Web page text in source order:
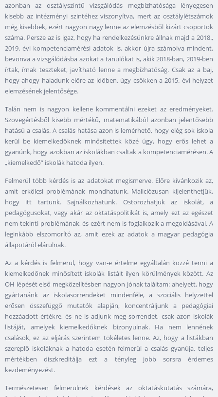
azonban az osztályszintű vizsgálódás megbízhatósága lényegesen
kisebb az intézményi szintéhez viszonyítva, mert az osztálylétszámok
még kisebbek, ezért nagyon nagy lenne az elemzésből kizárt csoportok
száma. Persze az is igaz, hogy ha rendelkezésünkre állnak majd a 2018.,
2019. évi kompetenciamérési adatok is, akkor újra számolva mindent,
bevonva a vizsgálódásba azokat a tanulókat is, akik 2018-ban, 2019-ben
írtak, írnak teszteket, javítható lenne a megbízhatóság. Csak az a baj,
hogy ahogy haladunk előre az időben, úgy csökken a 2015. évi helyzet
elemzésének jelentősége.
Talán nem is nagyon kellene kommentálni ezeket az eredményeket.
Szövegértésből kisebb mértékű, matematikából azonban jelentősebb
hatású a csalás. A csalás hatása azon is lemérhető, hogy elég sok iskola
kerül be kiemelkedőknek minősítettek közé úgy, hogy erős lehet a
gyanúnk, hogy azokban az iskolákban csaltak a kompetenciamérésen. A
„kiemelkedő” iskolák hatoda ilyen.
Felmerül több kérdés is az adatokat megismerve. Előre kívánkozik az,
amit erkölcsi problémának mondhatunk. Maliciózusan kijelenthetjük,
hogy itt tartunk. Sajnálkozhatunk. Ostorozhatjuk az iskolát, a
pedagógusokat, vagy akár az oktatáspolitikát is, amely ezt az egészet
nem tekinti problémának, és ezért nem is foglalkozik a megoldásával. A
leginkább elszomorító az, amit ezek az adatok a magyar pedagógia
állapotáról elárulnak.
Az a kérdés is felmerül, hogy van-e értelme egyáltalán közzé tenni a
kiemelkedőnek minősített iskolák listáit ilyen körülmények között. Az
OH lépését első megközelítésben nagyon jónak találtam: ahelyett, hogy
gyártanánk az iskolasorrendeket mindenféle, a szociális helyzettel
erősen összefüggő mutatók alapján, koncentráljunk a pedagógiai
hozzáadott értékre, és ne is adjunk meg sorrendet, csak azon iskolák
listáját, amelyek kiemelkedőknek bizonyulnak. Ha nem lennének
csalások, ez az eljárás szerintem tökéletes lenne. Az, hogy a listákban
szereplő iskoláknak a hatoda esetén felmerül a csalás gyanúja, teljes
mértékben diszkreditálja ezt a tényleg jobb sorsra érdemes
kezdeményezést.
Természetesen felmerülnek kérdések az oktatáskutatás számára,